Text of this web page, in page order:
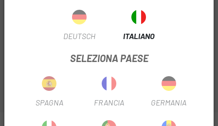
Pinza Shimano Ultegra Del/Post. BR-
compatibile con telai e forcelle con attacco Post
Mount, la pinza del freno a disco idraulico RS785 di
migliorare la gestione del calore.
DEUTSCH ITALIANO
SELEZIONA PAESE
SPAGNA FRANCIA GERMANIA